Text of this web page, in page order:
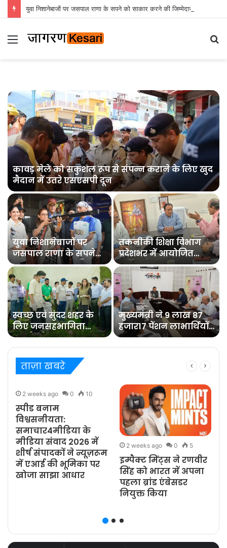
Menu
कावड़ मेले को सकुशल रूप से संपन्न कराने के लिए खुद
मैदान में उतरे एसएसपी दून
युवा निशानेबाजों पर
जसपाल राणा के सपने
को साकार करने की
जिम्मेदारी : रेखा आर्या
तकनीकी शिक्षा विभाग
प्रदेशभर में आयोजित
करेगा रोजगार
मेलेविभागीय मंत्री डा.
रावत ने बैठक में
अधिकारियों को दिये
निर्देश
स्वच्छ एवं सुंदर शहर के
लिए जनसहभागिता
जरूरीः डीएम
मुख्यमंत्री ने 9 लाख 87
हजार17 पेंशन लाभार्थियों
को कुल 146 करोड़ रुपये
32 लाख की पेंशन राशि
ताज़ा खबरे
2 weeks ago 0 10
स्पीड बनाम
विश्वसनीयता:
समाचार4मीडिया के
मीडिया संवाद 2026 में
शीर्ष संपादकों ने न्यूज़रूम
में एआई की भूमिका पर
खोजा साझा आधार
2 weeks ago 0 5
इम्पैक्ट मिंट्स ने रणवीर
सिंह को भारत में अपना
पहला ब्रांड एंबेसडर
नियुक्त किया